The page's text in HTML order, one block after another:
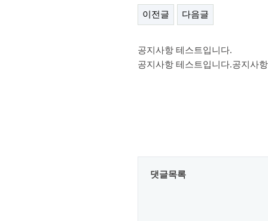
이전글 다음글
공지사항 테스트입니다.
공지사항 테스트입니다.공지사
댓글목록